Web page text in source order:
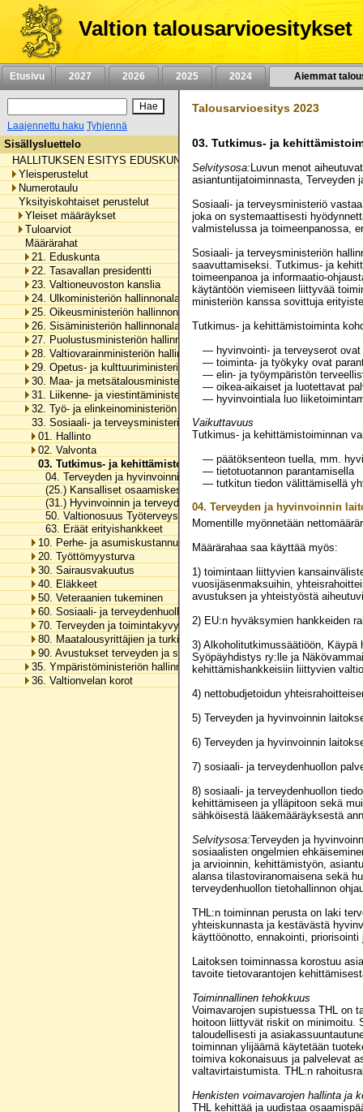
Siirry
sisältöön
Valtion talousarvioesitykset
Etusivu 2027 2026 2025 2024 Aiemmat
Laajennettu haku Tyhjennä
Sisällysluettelo
HALLITUKSEN ESITYS EDUSKUNNALLE VALTION TALOUSARVIOKSI
Yleisperustelut
Numerotaulu
Yksityiskohtaiset perustelut
Yleiset määräykset
Tuloarviot
Määrärahat
21. Eduskunta
22. Tasavallan presidentti
23. Valtioneuvoston kanslia
24. Ulkoministeriön hallinnonala
25. Oikeusministeriön hallinnonala
26. Sisäministeriön hallinnonala
27. Puolustusministeriön hallinnonala
28. Valtiovarainministeriön hallinnonala
29. Opetus- ja kulttuuriministeriön hallinnonala
30. Maa- ja metsätalousministeriön hallinnonala
31. Liikenne- ja viestintäministeriön hallinnonala
32. Työ- ja elinkeinoministeriön hallinnonala
33. Sosiaali- ja terveysministeriön hallinnonala
01. Hallinto
02. Valvonta
03. Tutkimus- ja kehittämistoiminta
04. Terveyden ja hyvinvoinnin laitoksen toimintamenot
(25.) Kansalliset osaamiskeskittymät
(31.) Hyvinvoinnin ja terveyden edistäminen
50. Valtionosuus Työterveyslaitoksen toimintaan
63. Eräät erityishankkeet
10. Perhe- ja asumiskustannusten tasaus, perustoimeentulotuki ja
20. Työttömyysturva
30. Sairausvakuutus
40. Eläkkeet
50. Veteraanien tukeminen
60. Sosiaali- ja terveydenhuollon tukeminen
70. Terveyden ja toimintakyvyn edistäminen
80. Maatalousyrittäjien ja turkistuottajien lomitustoiminta
90. Avustukset terveyden ja sosiaalisen hyvinvoinnin edistämiseen
35. Ympäristöministeriön hallinnonala
36. Valtionvelan korot
Talousarvioesitys 2023
03. Tutkimus- ja
Selvitysosa: Luvun menot
asiantuntijatoiminnasta, Terveyden
Sosiaali- ja terveysministeriö
joka on systemaattisesti
valmistelussa ja toimeenpanossa,
Sosiaali- ja terveysministeriön
saavuttamiseksi. Tutkimus- ja
toimeenpanoa ja informaatio-
käytäntöön viemiseen liittyvää
ministeriön kanssa sovittuja
Tutkimus- ja kehittämistoiminta
— hyvinvointi- ja terveyserot ovat
— toiminta- ja työkyky ovat
— elin- ja työympäristön
— oikea-aikaiset ja luotettavat
— hyvinvointiala luo
Vaikuttavuus
Tutkimus- ja kehittämistoiminnan
— päätöksenteon tuella, mm.
— tietotuotannon parantamisella
— tutkitun tiedon välittämisellä
04. Terveyden ja hyvinvoinnin
Momentille myönnetään
Määrärahaa saa käyttää myös:
1) toimintaan liittyvien
vuosijäsenmaksuihin,
avustuksen ja yhteistyöstä
2) EU:n hyväksymien hankkeiden
3) Alkoholitutkimussäätiöön, Käypä
Syöpäyhdistys ry:lle ja
kehittämishankkeisiin liittyvien
4) nettobudjetoidun
5) Terveyden ja hyvinvoinnin
6) Terveyden ja hyvinvoinnin
7) sosiaali- ja terveydenhuollon
8) sosiaali- ja terveydenhuollon
kehittämiseen ja ylläpitoon sekä
sähköisestä lääkemääräyksestä
Selvitysosa:Terveyden ja
sosiaalisten ongelmien
ja arvioinnin, kehittämistyön,
alansa tilastoviranomaisena sekä
terveydenhuollon tietohallinnon
THL:n toiminnan perusta on laki
yhteiskunnasta ja kestävästä
käyttöönotto, ennakointi,
Laitoksen toiminnassa korostuu
tavoite tietovarantojen
Toiminnallinen tehokkuus
Voimavarojen supistuessa THL on
hoitoon liittyvät riskit on minimoitu.
taloudellisesti ja
toiminnan ylijäämä käytetään
toimiva kokonaisuus ja palvelevat
valtavirtaistumista. THL:n
Henkisten voimavarojen hallinta ja
THL kehittää ja uudistaa